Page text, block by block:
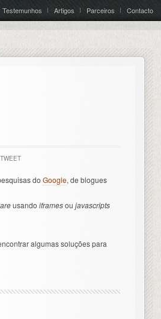
Testemunhos Artigos Parceiros Contacto
TWEET
do Google, de blogues
usando iframesou javascripts
algumas soluções para